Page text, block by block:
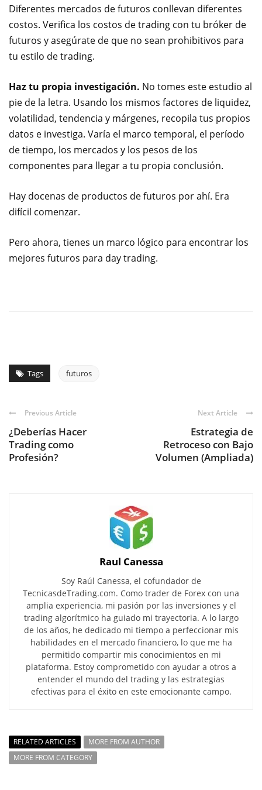
Diferentes mercados de futuros conllevan diferentes
costos. Verifica los costos de trading con tu bróker de
futuros y asegúrate de que no sean prohibitivos para
tu estilo de trading.
Haz tu propia investigación. No tomes este estudio al
pie de la letra. Usando los mismos factores de liquidez,
volatilidad, tendencia y márgenes, recopila tus propios
datos e investiga. Varía el marco temporal, el período
de tiempo, los mercados y los pesos de los
componentes para llegar a tu propia conclusión.
Hay docenas de productos de futuros por ahí. Era
difícil comenzar.
Pero ahora, tienes un marco lógico para encontrar los
mejores futuros para day trading.
Tags futuros
Previous Article
¿Deberías Hacer
Trading como
Profesión?
Next Article
Estrategia de
Retroceso con Bajo
Volumen (Ampliada)
Raul Canessa
Soy Raúl Canessa, el cofundador de
TecnicasdeTrading.com. Como trader de Forex con una
amplia experiencia, mi pasión por las inversiones y el
trading algorítmico ha guiado mi trayectoria. A lo largo
de los años, he dedicado mi tiempo a perfeccionar mis
habilidades en el mercado financiero, lo que me ha
permitido compartir mis conocimientos en mi
plataforma. Estoy comprometido con ayudar a otros a
entender el mundo del trading y las estrategias
efectivas para el éxito en este emocionante campo.
RELATED ARTICLES
MORE FROM AUTHOR
MORE FROM CATEGORY